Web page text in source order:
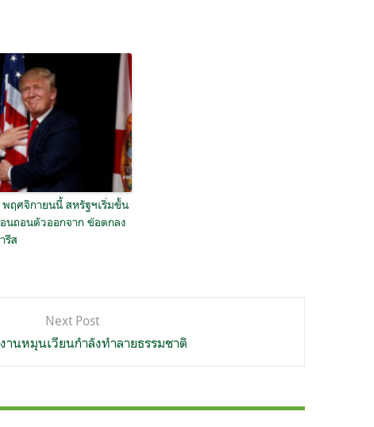
พฤศจิกายนนี้ สหรัฐฯเริ่มขั้น
นถอนตัวออกจาก ข้อตกลง
รีส
Next Post
านหมุนเวียนกำลังทำลายธรรมชาติ